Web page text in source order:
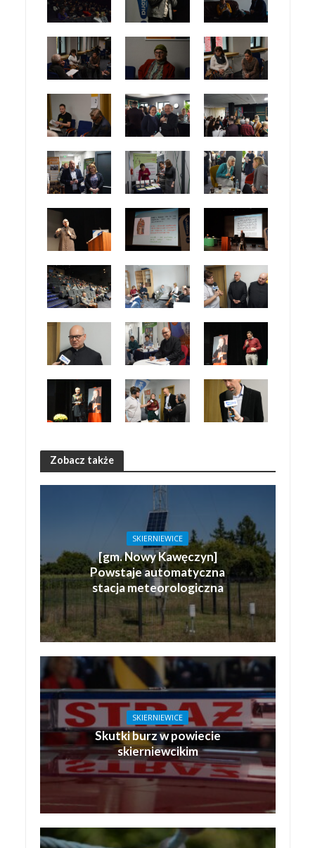
Zobacz także
SKIERNIEWICE
[gm. Nowy Kawęczyn]
Powstaje automatyczna
stacja meteorologiczna
SKIERNIEWICE
Skutki burz w powiecie
skierniewcikim